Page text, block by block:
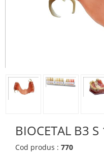
BIOCETAL B3
Cod produs : 770